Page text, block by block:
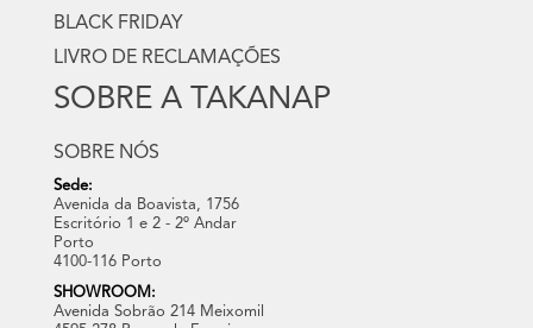
BLACK FRIDAY
LIVRO DE RECLAMAÇÕES
SOBRE A TAKANAP
SOBRE NÓS
Sede:
Avenida da Boavista, 1756
Escritório 1 e 2 - 2º Andar
Porto
4100-116 Porto
SHOWROOM:
Avenida Sobrão 214 Meixomil